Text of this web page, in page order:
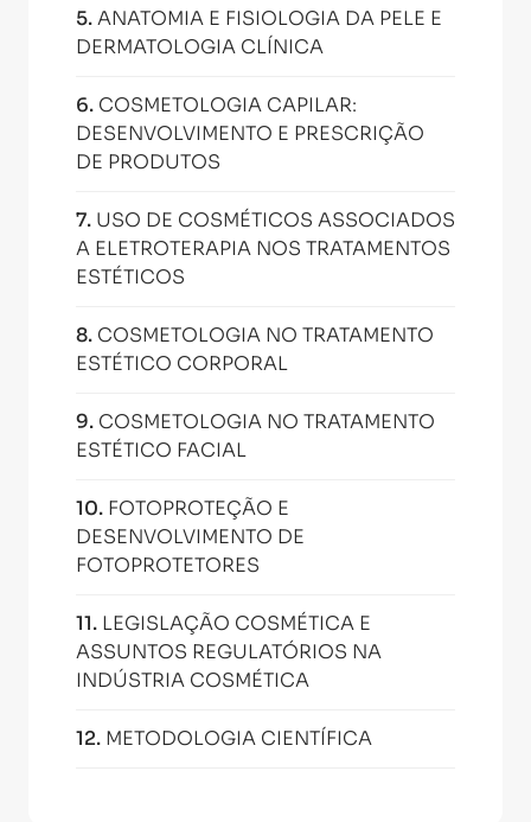
5.ANATOMIA E FISIOLOGIA DA PELE E
DERMATOLOGIA CLÍNICA
6. COSMETOLOGIA CAPILAR:
DESENVOLVIMENTO E PRESCRIÇÃO
DE PRODUTOS
7. USO DE COSMÉTICOS ASSOCIADOS
A ELETROTERAPIA NOS TRATAMENTOS
ESTÉTICOS
8. COSMETOLOGIA NO TRATAMENTO
ESTÉTICO CORPORAL
9. COSMETOLOGIA NO TRATAMENTO
ESTÉTICO FACIAL
10. FOTOPROTEÇÃO E
DESENVOLVIMENTO DE
FOTOPROTETORES
11. LEGISLAÇÃO COSMÉTICA E
ASSUNTOS REGULATÓRIOS NA
INDÚSTRIA COSMÉTICA
12. METODOLOGIA CIENTÍFICA